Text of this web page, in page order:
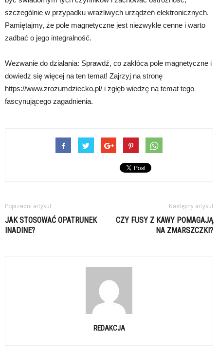
szczególnie w przypadku wrażliwych urządzeń elektronicznych.
Pamiętajmy, że pole magnetyczne jest niezwykle cenne i warto
zadbać o jego integralność.
Wezwanie do działania: Sprawdź, co zakłóca pole magnetyczne i
dowiedz się więcej na ten temat! Zajrzyj na stronę
https://www.zrozumdziecko.pl/ i zgłęb wiedzę na temat tego
fascynującego zagadnienia.
Poprzedni artykuł
JAK STOSOWAĆ OPATRUNEK
INADINE?
Następny artykuł
CZY FUSY Z KAWY POMAGAJĄ
NA ZMARSZCZKI?
REDAKCJA